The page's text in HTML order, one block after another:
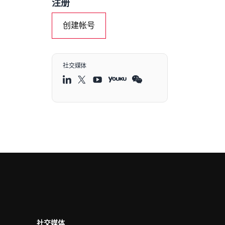
注册
创建帐号
社交媒体
社交媒体